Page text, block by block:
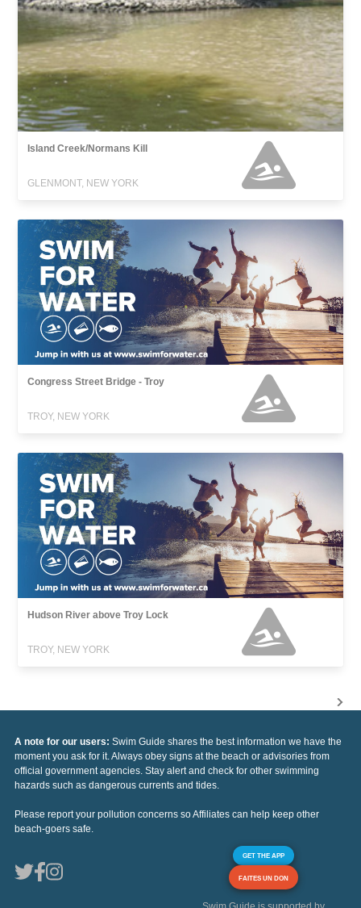
Island Creek/Normans Kill
GLENMONT, NEW YORK
Congress Street Bridge - Troy
TROY, NEW YORK
Hudson River above Troy Lock
TROY, NEW YORK
A note for our users: Swim Guide shares the best information we have the
moment you ask for it. Always obey signs at the beach or advisories from
official government agencies. Stay alert and check for other swimming
hazards such as dangerous currents and tides.
Please report your pollution concerns so Affiliates can help keep other
beach-goers safe.
GET THE APP
FAITES UN DON